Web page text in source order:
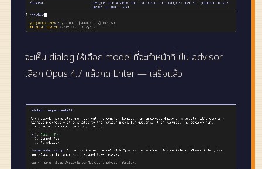
จะเห็น dialog ให้เลือก model ที่จะทำหน้าที่เป็น advisor
เลือก Opus 4.7 แล้วกด Enter — เสร็จแล้ว